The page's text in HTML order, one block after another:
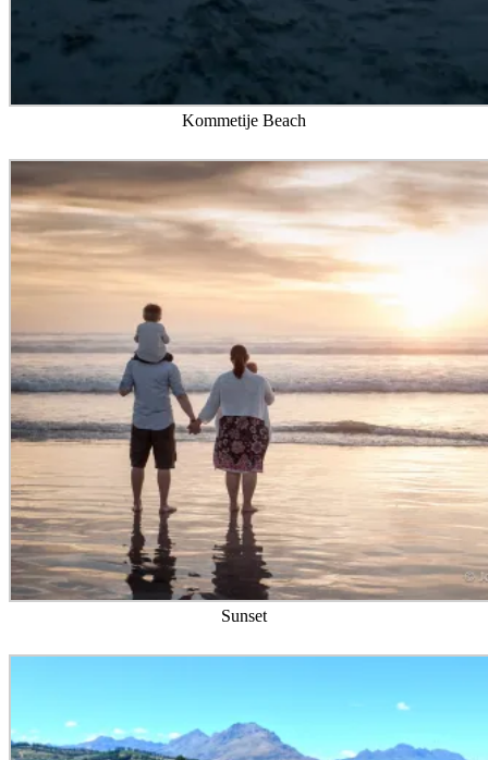
Kommetije Beach
Sunset